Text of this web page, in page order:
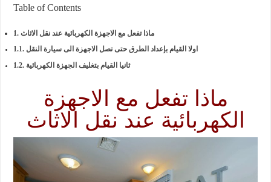
Table of Contents
ماذا تفعل مع الاجهزة الكهربائية عند نقل الاثاث
اولا القيام بإعداد الطرق حتى تصل الاجهزة الى سيارة النقل
ثانيا القيام بتغليف الجهزة الكهربائية
ماذا تفعل مع الاجهزة
الكهربائية عند نقل الاثاث